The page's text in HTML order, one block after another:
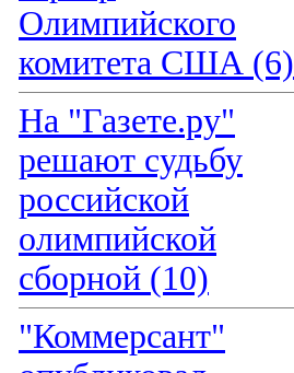
Олимпийского
комитета США (6)
На "Газете.ру"
решают судьбу
российской
олимпийской
сборной (10)
"Коммерсант"